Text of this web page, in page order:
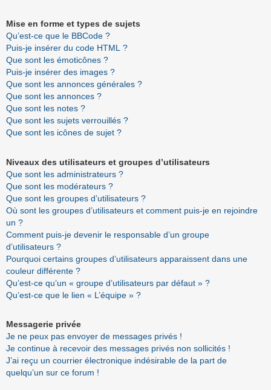
Mise en forme et types de sujets
Qu’est-ce que le BBCode ?
Puis-je insérer du code HTML ?
Que sont les émoticônes ?
Puis-je insérer des images ?
Que sont les annonces générales ?
Que sont les annonces ?
Que sont les notes ?
Que sont les sujets verrouillés ?
Que sont les icônes de sujet ?
Niveaux des utilisateurs et groupes d’utilisateurs
Que sont les administrateurs ?
Que sont les modérateurs ?
Que sont les groupes d’utilisateurs ?
Où sont les groupes d’utilisateurs et comment puis-je en rejoindre
un ?
Comment puis-je devenir le responsable d’un groupe
d’utilisateurs ?
Pourquoi certains groupes d’utilisateurs apparaissent dans une
couleur différente ?
Qu’est-ce qu’un « groupe d’utilisateurs par défaut » ?
Qu’est-ce que le lien « L’équipe » ?
Messagerie privée
Je ne peux pas envoyer de messages privés !
Je continue à recevoir des messages privés non sollicités !
J’ai reçu un courrier électronique indésirable de la part de
quelqu’un sur ce forum !